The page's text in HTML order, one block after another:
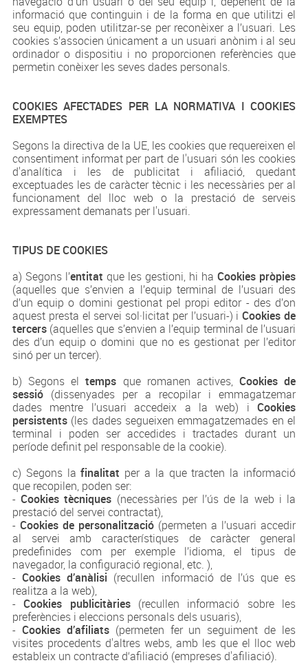
informació que continguin i de la forma en que utilitzi el
seu equip, poden utilitzar-se per reconèixer a l’usuari. Les
cookies s’associen únicament a un usuari anònim i al seu
ordinador o dispositiu i no proporcionen referències que
permetin conèixer les seves dades personals.
COOKIES AFECTADES PER LA NORMATIVA I COOKIES
EXEMPTES
Segons la directiva de la UE, les cookies que requereixen el
consentiment informat per part de l'usuari són les cookies
d'analítica i les de publicitat i afiliació, quedant
exceptuades les de caràcter tècnic i les necessàries per al
funcionament del lloc web o la prestació de serveis
expressament demanats per l'usuari.
TIPUS DE COOKIES
a) Segons l’entitat que les gestioni, hi haCookies pròpies
(aquelles que s’envien a l’equip terminal de l’usuari des
d’un equip o domini gestionat pel propi editor - des d’on
aquest presta el servei sol·licitat per l’usuari-) iCookies de
tercers(aquelles que s’envien a l’equip terminal de l’usuari
des d’un equip o domini que no es gestionat per l’editor
sinó per un tercer).
b) Segons eltemps que romanen actives, Cookies de
sessió(dissenyades per a recopilar i emmagatzemar
dades mentre l’usuari accedeix a la web) iCookies
persistents(les dades segueixen emmagatzemades en el
terminal i poden ser accedides i tractades durant un
període definit pel responsable de la cookie).
c) Segons lafinalitat per a la que tracten la informació
que recopilen, poden ser:
-Cookies tècniques (necessàries per l’ús de la web i la
prestació del servei contractat),
- Cookies de personalització (permeten a l’usuari accedir
al servei amb característiques de caràcter general
predefinides com per exemple l’idioma, el tipus de
navegador, la configuració regional, etc. ),
-Cookies d’anàlisi (recullen informació de l’ús que es
realitza a la web),
-Cookies publicitàries(recullen informació sobre les
preferències i eleccions personals dels usuaris),
- Cookies d’afiliats(permeten fer un seguiment de les
visites procedents d'altres webs, amb les que el lloc web
estableix un contracte d‘afiliació (empreses d'afiliació).